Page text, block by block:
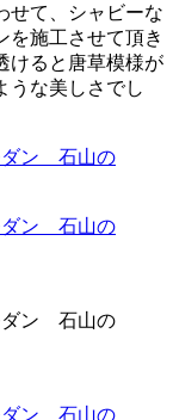
せて、シャビーな
を施工させて頂き
けると唐草模様が
うな美しさでし